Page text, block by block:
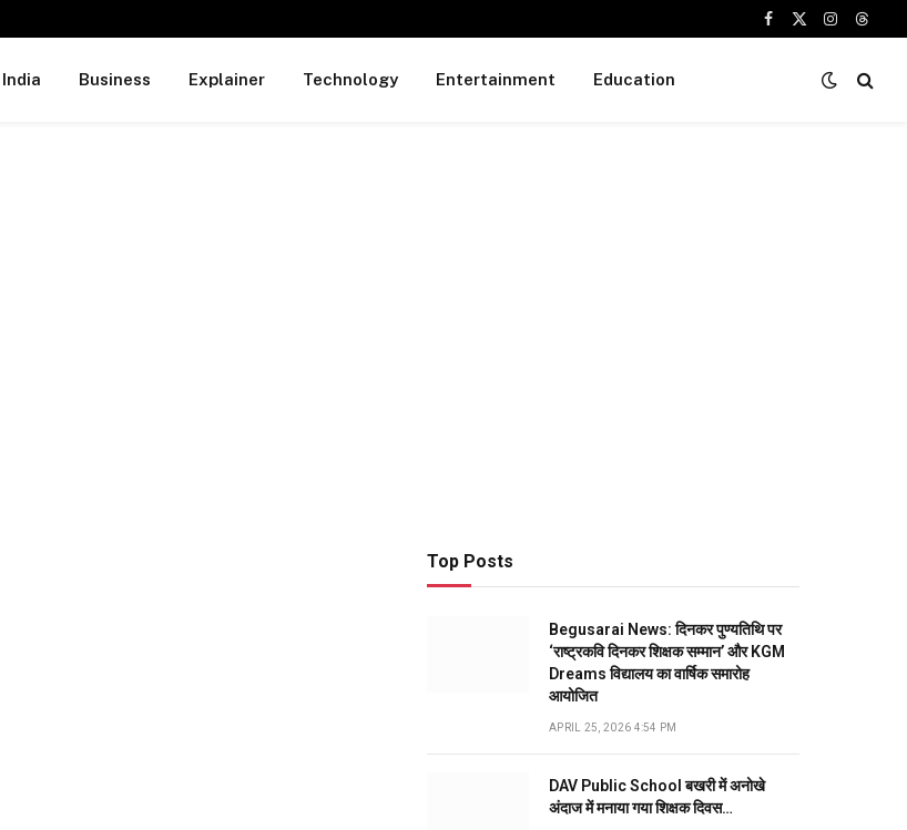
Facebook
X
Instagram
India Business Explainer Technology Entertainment Education
Top Posts
Begusarai News: दिनकर पुण्यतिथि पर
‘राष्ट्रकवि दिनकर शिक्षक सम्मान’ और KGM
Dreams विद्यालय का वार्षिक समारोह
आयोजित
APRIL 25, 2026 4:54 PM
DAV Public School बखरी में अनोखे
अंदाज में मनाया गया शिक्षक दिवस…